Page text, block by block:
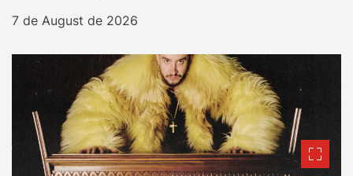
7 de August de 2026